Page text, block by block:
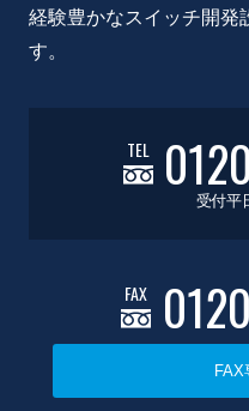
経験豊かなスイッチ開発
す。
TEL
受付平
FAX
FAX